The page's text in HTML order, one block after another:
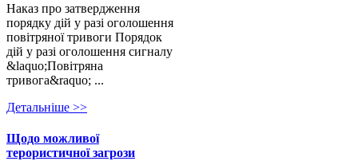
Наказ про затвердження
порядку дій у разі оголошення
повітряної тривоги Порядок
дій у разі оголошення сигналу
&laquo;Повітряна
тривога&raquo; ...
Детальнiше >>
Щодо можливої
терористичної загрози